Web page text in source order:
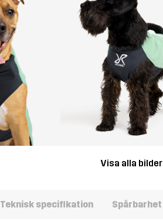
Visa alla bilder
Teknisk specifikation Spårbarhet